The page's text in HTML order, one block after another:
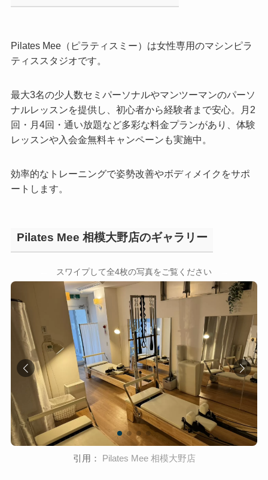
Pilates Mee（ピラティスミー）は女性専用のマシンピラ
ティススタジオです。
最大3名の少人数セミパーソナルやマンツーマンのパーソ
ナルレッスンを提供し、初心者から経験者まで安心。月2
回・月4回・通い放題など多彩な料金プランがあり、体験
レッスンや入会金無料キャンペーンも実施中。
効率的なトレーニングで姿勢改善やボディメイクをサポ
ートします。
Pilates Mee 相模大野店のギャラリー
スワイプして全4枚の写真をご覧ください
引用： Pilates Mee 相模大野店